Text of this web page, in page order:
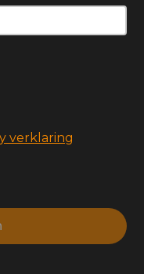
verklaring